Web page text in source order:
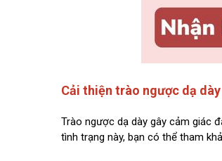
Cải thiện trào ngược dạ
Trào ngược dạ dày gây cảm giác
tình trạng này, bạn có thể tham